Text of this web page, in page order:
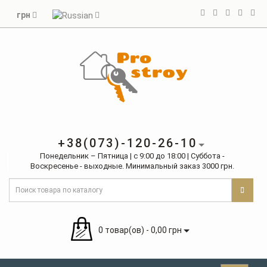
грн
+38(073)-120-26-10
Понедельник – Пятница | с 9:00 до 18:00 | Суббота -
Воскресенье - выходные. Минимальный заказ 3000 грн.
0 товар(ов) - 0,00 грн